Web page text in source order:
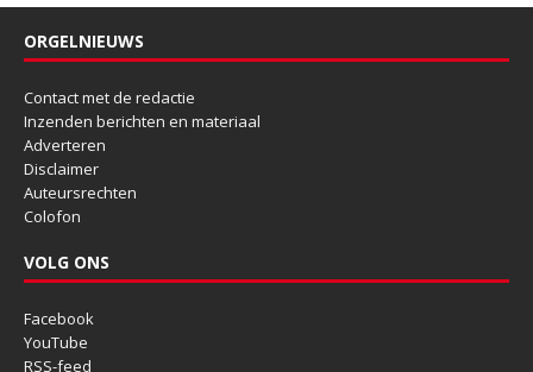
ORGELNIEUWS
Contact met de redactie
Inzenden berichten en materiaal
Adverteren
Disclaimer
Auteursrechten
Colofon
VOLG ONS
Facebook
YouTube
RSS-feed